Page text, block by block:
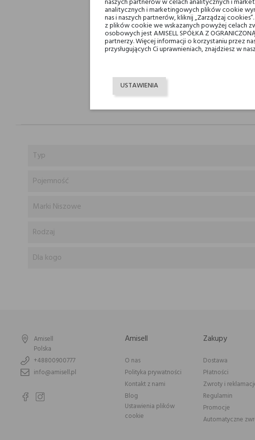
Typ
Pojemność
Marki Niszowe
Rodzaj
Dla kogo
Amisell
Polska
+48800900777
info@amisell.pl
Amisell
O nas
Polityka prywatności
Kontakt z nami
Blog
Ustawienia plików
cookie
Zakupy
Dostawa
Płatności
Zwroty i
Regulamin
Promocje
Automatyczne
analitycznych i marketingowych plików cookie
nas i naszych partnerów, kliknij „Zarządzaj
z plików cookie we wskazanych powyżej celach
osobowych jest AMISELL SPÓŁKA Z
partnerzy. Więcej informacji o korzystaniu przez
przysługujących Ci uprawnieniach, znajdziesz w
USTAWIENIA